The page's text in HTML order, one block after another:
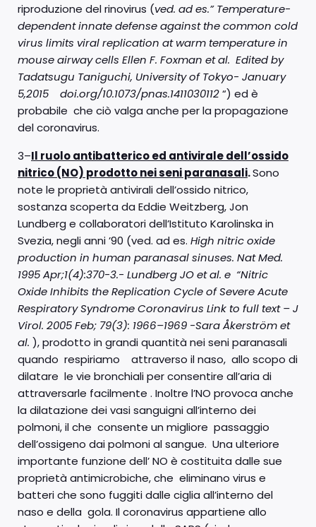
riproduzione del rinovirus (ved. ad es.”Temperature-
dependent innate defense against the common cold
virus limits viral replication at warm temperature in
mouse airway cells Ellen F. Foxman et al. Edited by
Tadatsugu Taniguchi, University of Tokyo- January
5,2015 doi.org/10.1073/pnas.1411030112“) ed è
probabile che ciò valga anche per la propagazione
del coronavirus.
3–Il ruolo antibatterico ed antivirale dell’ossido
nitrico (NO) prodotto nei seni paranasali.Sono
note le proprietà antivirali dell’ossido nitrico,
sostanza scoperta da Eddie Weitzberg, Jon
Lundberg e collaboratori dell’Istituto Karolinska in
Svezia, negli anni ’90 (ved. ad es. High nitric oxide
production in human paranasal sinuses. Nat Med.
1995 Apr;1(4):370-3.- Lundberg JO et al. e “Nitric
Oxide Inhibits the Replication Cycle of Severe Acute
Respiratory Syndrome Coronavirus Link to full text – J
Virol. 2005 Feb; 79(3): 1966–1969 -Sara Åkerström et
al. ), prodotto in grandi quantità nei seni paranasali
quando respiriamo attraverso il naso, allo scopo di
dilatare le vie bronchiali per consentire all’aria di
attraversarle facilmente . Inoltre l’NO provoca anche
la dilatazione dei vasi sanguigni all’interno dei
polmoni, il che consente un migliore passaggio
dell’ossigeno dai polmoni al sangue. Una ulteriore
importante funzione dell’ NO è costituita dalle sue
proprietà antimicrobiche, che eliminano virus e
batteri che sono fuggiti dalle ciglia all’interno del
naso e della gola. Il coronavirus appartiene allo